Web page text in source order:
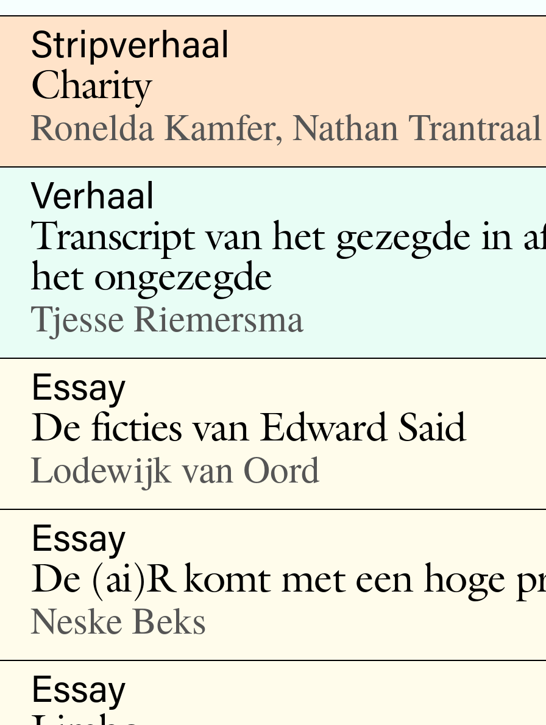
Stripverhaal
Charity
Ronelda Kamfer, Nathan Trantraal
Verhaal
Transcript van het gezegde in
het ongezegde
Tjesse Riemersma
Essay
De ficties van Edward Said
Lodewijk van Oord
Essay
De (ai)R komt met een hoge
Neske Beks
Essay